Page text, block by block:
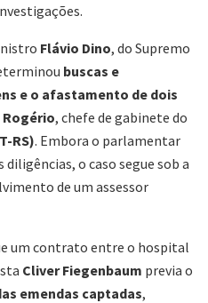
Flávio Dino, do Supremo
buscas e
e o afastamento de dois
Rogério, chefe de gabinete do
RS). Embora o parlamentar
o caso segue sob a
de um assessor
um contrato entre o hospital
Cliver Fiegenbaum previa o
emendas captadas,